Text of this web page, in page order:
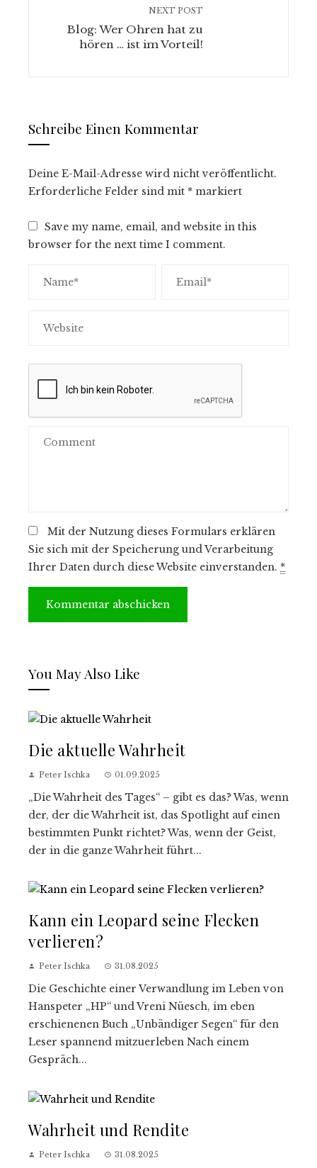
NEXT POST
Blog: Wer Ohren hat zu
hören … ist im Vorteil!
Schreibe Einen Kommentar
Deine E-Mail-Adresse wird nicht veröffentlicht.
Erforderliche Felder sind mit * markiert
Save my name, email, and website in this
browser for the next time I comment.
Mit der Nutzung dieses Formulars erklären
Sie sich mit der Speicherung und Verarbeitung
Ihrer Daten durch diese Website einverstanden. *
You May Also Like
Die aktuelle Wahrheit
Peter Ischka 01.09.2025
„Die Wahrheit des Tages“ – gibt es das? Was, wenn
der, der die Wahrheit ist, das Spotlight auf einen
bestimmten Punkt richtet? Was, wenn der Geist,
der in die ganze Wahrheit führt...
Kann ein Leopard seine Flecken
verlieren?
Peter Ischka 31.08.2025
Die Geschichte einer Verwandlung im Leben von
Hanspeter „HP“ und Vreni Nüesch, im eben
erschienenen Buch „Unbändiger Segen“ für den
Leser spannend mitzuerleben Nach einem
Gespräch...
Wahrheit und Rendite
Peter Ischka 31.08.2025